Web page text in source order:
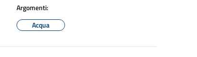
Argomenti:
Acqua